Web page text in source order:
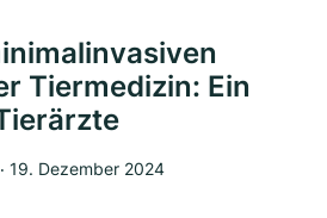
Tiermedizin: Ein
‧ 19. Dezember 2024